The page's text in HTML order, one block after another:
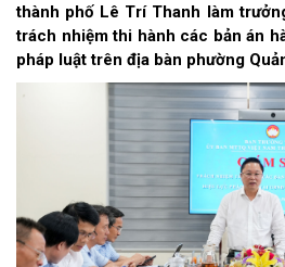
thành phố Lê Trí Thanh làm
trách nhiệm thi hành các bản án
pháp luật trên địa bàn phường